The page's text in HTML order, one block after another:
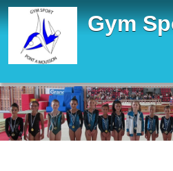
Gym
Panneau de gestion des cookies